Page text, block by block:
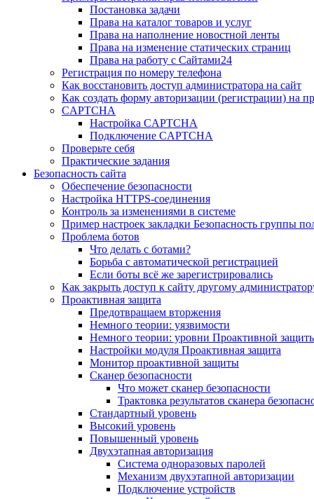
Постановка задачи
Права на каталог товаров и услуг
Права на наполнение новостной ленты
Права на изменение статических страниц
Права на работу с Сайтами24
Регистрация по номеру телефона
Как восстановить доступ администратора на сайт
Как создать форму авторизации (регистрации) на
CAPTCHA
Настройка CAPTCHA
Подключение CAPTCHA
Проверьте себя
Практические задания
Безопасность сайта
Обеспечение безопасности
Настройка HTTPS-соединения
Контроль за изменениями в системе
Пример настроек закладки Безопасность группы
Проблема ботов
Что делать с ботами?
Борьба с автоматической регистрацией
Если боты всё же зарегистрировались
Как закрыть доступ к сайту другому
Проактивная защита
Предотвращаем вторжения
Немного теории: уязвимости
Немного теории: уровни Проактивной
Настройки модуля Проактивная защита
Монитор проактивной защиты
Сканер безопасности
Что может сканер безопасности
Трактовка результатов сканера
Стандартный уровень
Высокий уровень
Повышенный уровень
Двухэтапная авторизация
Система одноразовых паролей
Механизм двухэтапной авторизации
Подключение устройств